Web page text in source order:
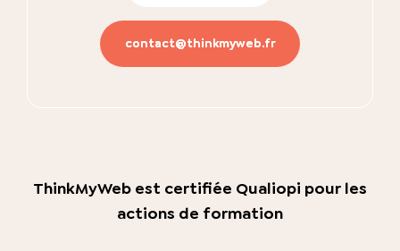
contact@thinkmyweb.fr
ThinkMyWeb est certifiée Qualiopi pour les
actions de formation